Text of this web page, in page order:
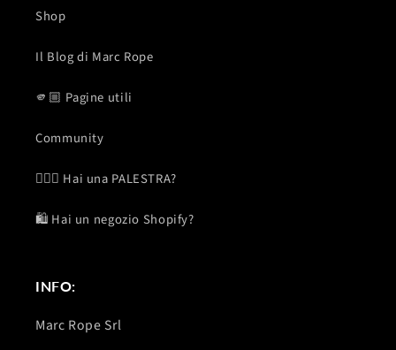
Shop
Il Blog di Marc Rope
🫵🏼 Pagine utili
Community
🏋🏽‍♂️ Hai una PALESTRA?
🛍️ Hai un negozio Shopify?
INFO:
Marc Rope Srl